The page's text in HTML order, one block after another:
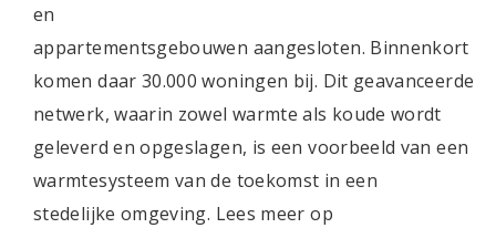
en
appartementsgebouwen aangesloten. Binnenkort
komen daar 30.000 woningen bij. Dit geavanceerde
netwerk, waarin zowel warmte als koude wordt
geleverd en opgeslagen, is een voorbeeld van een
warmtesysteem van de toekomst in een
stedelijke omgeving. Lees meer op